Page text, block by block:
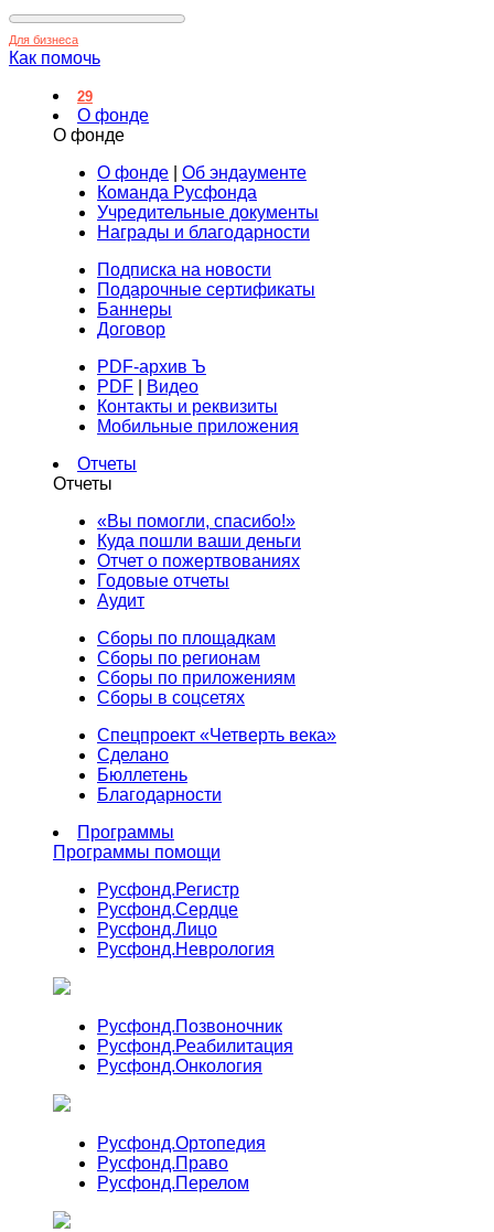
Для бизнеса
Как помочь
29
О фонде
О фонде
О фонде
Об эндаументе
Команда Русфонда
Учредительные документы
Награды и благодарности
Подписка на новости
Подарочные сертификаты
Баннеры
Договор
PDF-архив Ъ
PDF
Видео
Контакты и реквизиты
Мобильные приложения
Отчеты
Отчеты
«Вы помогли, спасибо!»
Куда пошли ваши деньги
Отчет о пожертвованиях
Годовые отчеты
Аудит
Сборы по площадкам
Сборы по регионам
Сборы по приложениям
Сборы в соцсетях
Спецпроект «Четверть века»
Сделано
Бюллетень
Благодарности
Программы
Программы помощи
Русфонд.Регистр
Русфонд.Сердце
Русфонд.Лицо
Русфонд.Неврология
Русфонд.Позвоночник
Русфонд.Реабилитация
Русфонд.Онкология
Русфонд.Ортопедия
Русфонд.Право
Русфонд.Перелом